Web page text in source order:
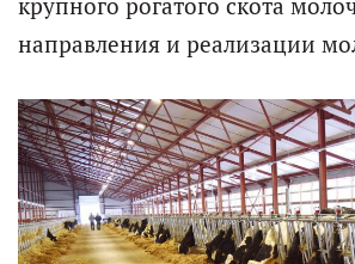
направления и реализации